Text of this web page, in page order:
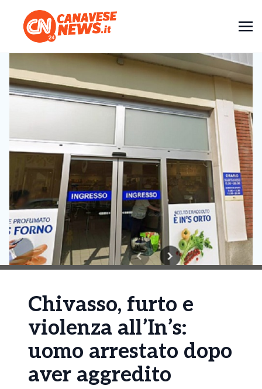
Chivasso, furto e
violenza all’In’s:
uomo arrestato dopo
aver aggredito